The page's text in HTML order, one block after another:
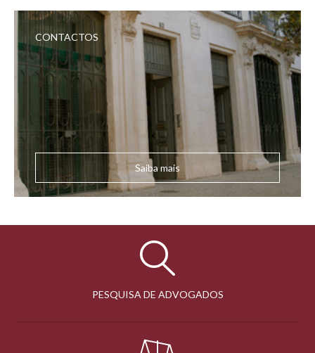
CONTACTOS
Saiba mais
PESQUISA DE ADVOGADOS